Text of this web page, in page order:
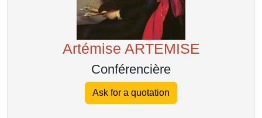
Artémise ARTEMISE
Conférencière
Ask for a quotation